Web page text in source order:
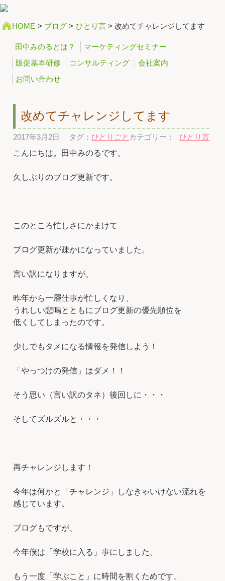
HOME > ブログ > ひとり言 > 改めてチャレンジしてます
田中みのるとは？
マーケティングセミナー
販促基本研修
コンサルティング
会社案内
お問い合わせ
改めてチャレンジしてます
2017年3月2日 カテゴリー： ひとり言
タグ：ひとりごと
こんにちは。田中みのるです。
久しぶりのブログ更新です。
このところ忙しさにかまけて
ブログ更新が疎かになっていました。
言い訳になりますが、
昨年から一層仕事が忙しくなり、
うれしい悲鳴とともにブログ更新の優先順位を
低くしてしまったのです。
少しでもタメになる情報を発信しよう！
「やっつけの発信」はダメ！！
そう思い（言い訳のタネ）後回しに・・・
そしてズルズルと・・・
再チャレンジします！
今年は何かと「チャレンジ」しなきゃいけない流れを
感じています。
ブログもですが、
今年僕は「学校に入る」事にしました。
もう一度「学ぶこと」に時間を割くためです。